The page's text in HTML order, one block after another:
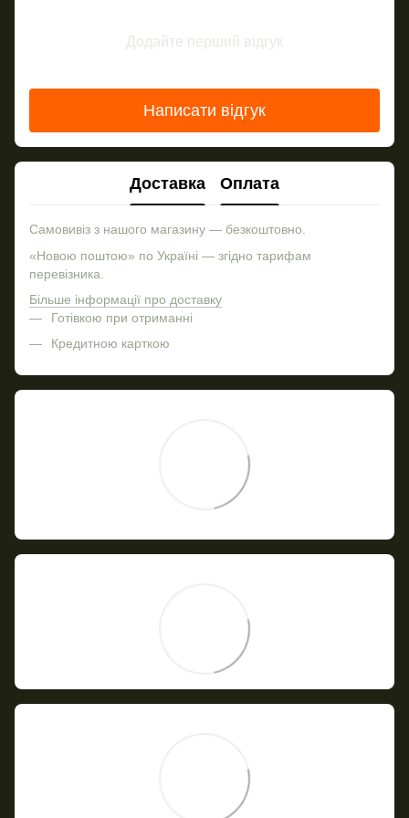
Додайте перший відгук
Написати відгук
Доставка Оплата
Самовивіз з нашого магазину — безкоштовно.
«Новою поштою» по Україні — згідно тарифам
перевізника.
Більше інформації про доставку
Готівкою при отриманні
Кредитною карткою